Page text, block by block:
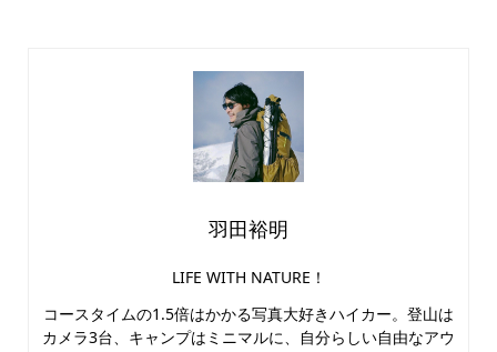
羽田裕明
LIFE WITH NATURE！
コースタイムの1.5倍はかかる写真大好きハイカー。登山は
カメラ3台、キャンプはミニマルに、自分らしい自由なアウ